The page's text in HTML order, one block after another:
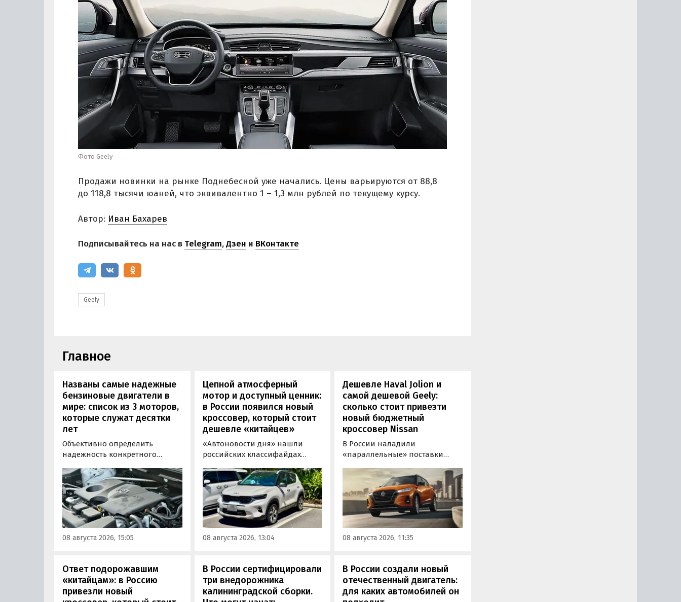
Фото Geely
Продажи новинки на рынке Поднебесной уже начались. Цены варьируются от 88,8
до 118,8 тысячи юаней, что эквивалентно 1 – 1,3 млн рублей по текущему курсу.
Автор: Иван Бахарев
Подписывайтесь на нас в Telegram,Дзен и ВКонтакте
Geely
Главное
Названы самые надежные
бензиновые двигатели в
мире: список из 3 моторов,
которые служат десятки
лет
Объективно определить
надежность конкретного
поскольку его срок службы
прямо зависит от качества
обслуживания и условий
эксплуатации. Тем не менее
Autonews составил ТОП-3 самых
надежных бензиновых
моторов, которые могут не
08 августа 2026, 15:05
Цепной атмосферный
мотор и доступный ценник:
в России появился новый
кроссовер, который стоит
дешевле «китайцев»
«Автоновости дня» нашли
российских классифайдах
поставке нового Kia Sonet. Это
кроссовер компактнее Seltos, а
возят его к нам в основном из
Китая, предлагая автомобили
уже с доставкой, растаможкой и
всеми документами для
постановки на учет в ГАИ.
08 августа 2026, 13:04
Дешевле Haval Jolion и
самой дешевой Geely:
сколько стоит привезти
новый бюджетный
кроссовер Nissan
В России наладили
«параллельные» поставки
Nissan Kicks, которые
официально продаются в
Китае, США, на Ближнем
Востоке и в Юго-Восточной
Азии. В основном к нам
попадают машины китайской
сборки, стоящие на одном из
«Автоновости дня».
08 августа 2026, 11:35
Ответ подорожавшим
«китайцам»: в Россию
привезли новый
В России сертифицировали
три внедорожника
калининградской сборки.
В России создали новый
отечественный двигатель:
для каких автомобилей он